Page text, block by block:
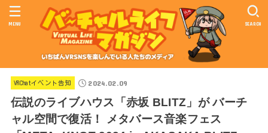
SEARCH
MENU
VRChatイベント告知 2024.02.09
伝説のライブハウス「赤坂 BLITZ」が バーチ
ャル空間で復活！ メタバース音楽フェス